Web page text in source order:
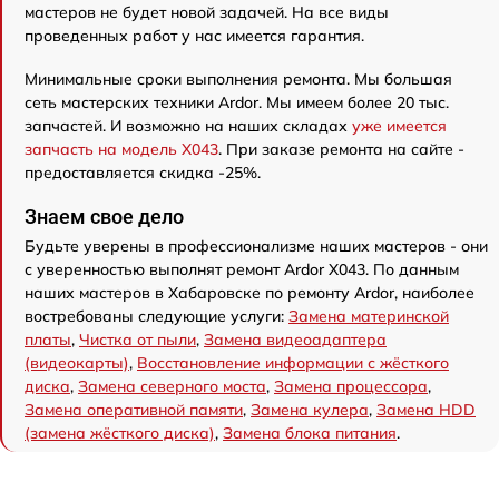
мастеров не будет новой задачей. На все виды
проведенных работ у нас имеется гарантия.
Минимальные сроки выполнения ремонта. Мы большая
сеть мастерских техники Ardor. Мы имеем более 20 тыс.
запчастей. И возможно на наших складах уже имеется
запчасть на модель X043. При заказе ремонта на сайте -
предоставляется скидка -25%.
Знаем свое дело
Будьте уверены в профессионализме наших мастеров - они
с уверенностью выполнят ремонт Ardor X043. По данным
наших мастеров в Хабаровске по ремонту Ardor, наиболее
востребованы следующие услуги: Замена материнской
платы, Чистка от пыли, Замена видеоадаптера
(видеокарты), Восстановление информации с жёсткого
диска, Замена северного моста, Замена процессора,
Замена оперативной памяти, Замена кулера, Замена HDD
(замена жёсткого диска), Замена блока питания.